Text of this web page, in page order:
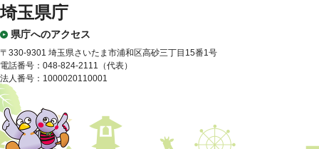
埼玉県庁
県庁へのアクセス
〒330-9301 埼玉県さいたま市浦和区高砂三丁目15番1号
電話番号：048-824-2111（代表）
法人番号：1000020110001